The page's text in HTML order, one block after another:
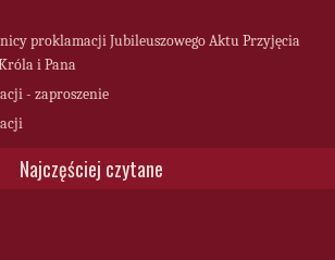
proklamacji Jubileuszowego Aktu Przyjęcia
i Pana
- zaproszenie
Najczęściej czytane